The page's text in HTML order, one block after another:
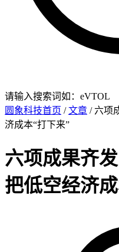
请输入搜索词如：eVTOL
圆象科技首页 /文章 / 六项
济成本“打下来”
六项成果齐
把低空经济